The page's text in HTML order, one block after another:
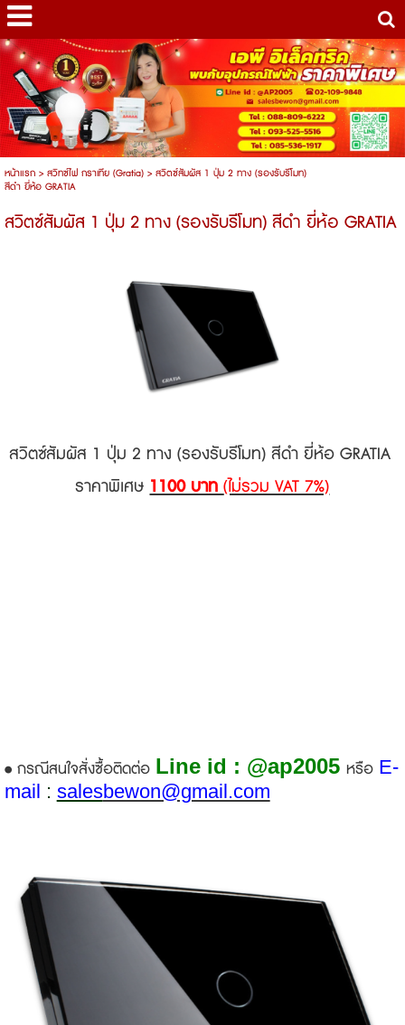
หน้าแรก> สวิทซ์ไฟ กราเทีย (Gratia)> สวิตซ์สัมผัส 1 ปุ่ม 2 ทาง (รองรับรีโมท)
สีดำ ยี่ห้อ GRATIA
สวิตซ์สัมผัส 1 ปุ่ม 2 ทาง (รองรับรีโมท) สีดำ ยี่ห้อ GRATIA
สวิตซ์สัมผัส 1 ปุ่ม 2 ทาง (รองรับรีโมท) สีดำ ยี่ห้อ GRATIA
ราคาพิเศษ1100 บาท(ไม่รวม VAT 7%)
• กรณีสนใจสั่งซื้อติดต่อ Line id : @ap2005 หรือ E-
mail : salesbewon@gmail.com